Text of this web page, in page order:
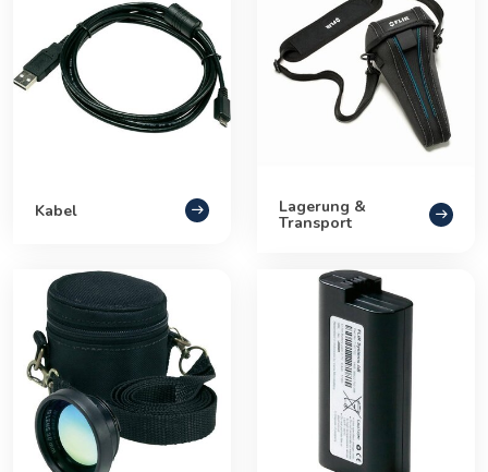
Kabel Lagerung &
Transport